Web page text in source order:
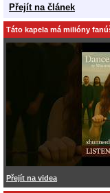
Přejít na článek
Táto kapela má milióny
Přejít na videa